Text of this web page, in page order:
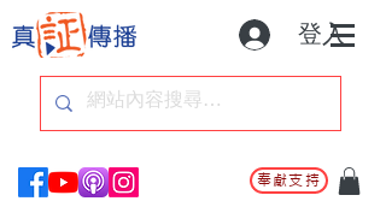
登入
奉獻支持